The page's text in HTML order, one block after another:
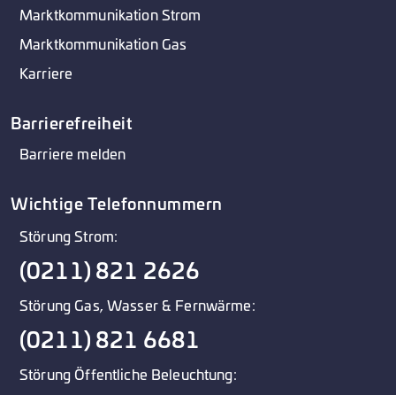
Marktkommunikation Strom
Marktkommunikation Gas
Karriere
Barrierefreiheit
Barriere melden
Wichtige Telefonnummern
Störung Strom:
(0211) 821 2626
Störung Gas, Wasser & Fernwärme:
(0211) 821 6681
Störung Öffentliche Beleuchtung: